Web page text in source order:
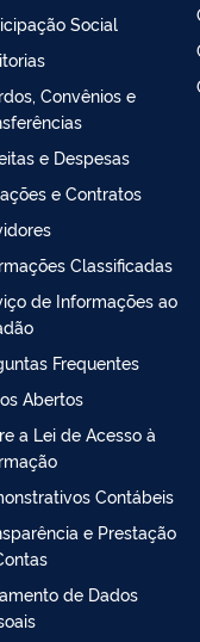
Social
Convênios e
e Despesas
e Contratos
Classificadas
de Informações ao
Frequentes
Abertos
a Lei de Acesso à
Contábeis
e Prestação
de Dados